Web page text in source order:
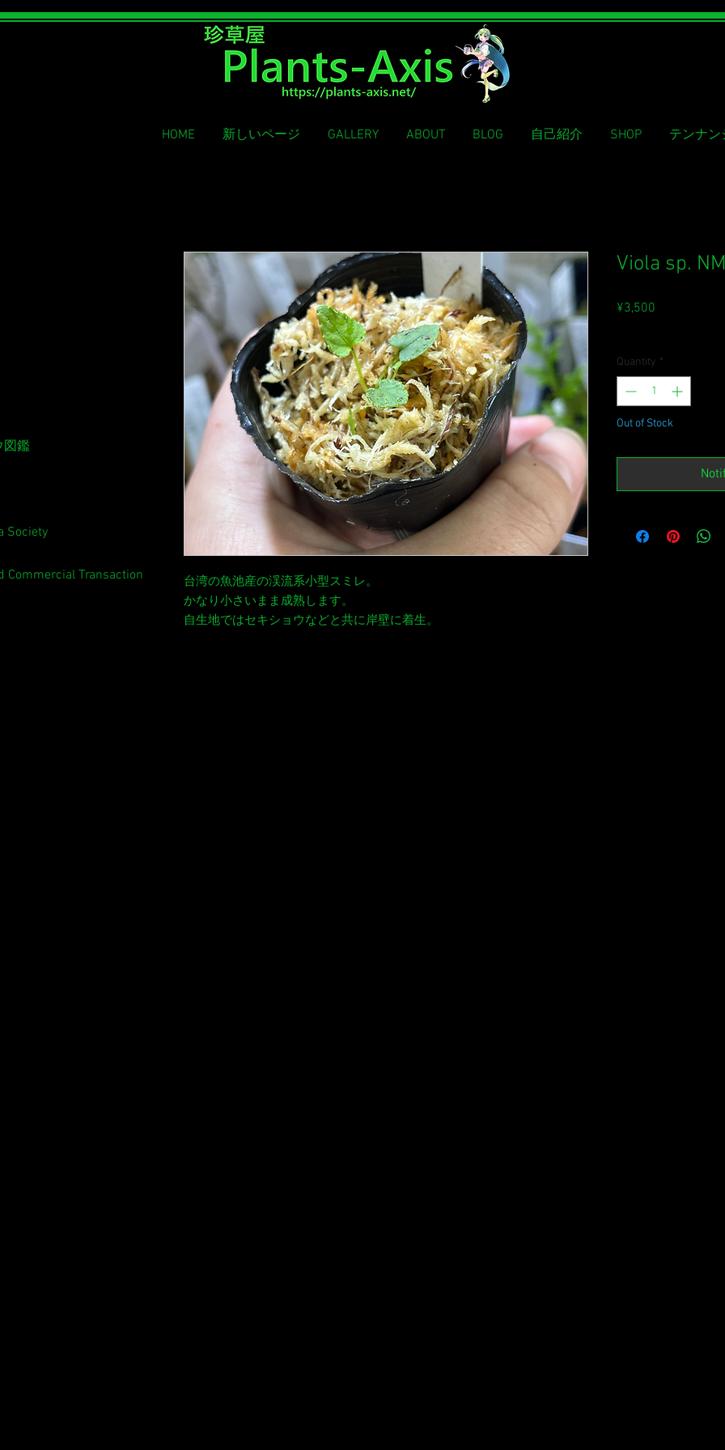
Rare grass shop
台湾の魚池産の渓流系小型スミレ。
かなり小さいまま成熟します。
自生地ではセキショウなどと共に岸壁に着生。
Viola sp.
¥3,500
Quantity *
Out of Stock
図鑑
Society
Commercial Transaction
HOME 新しいページ GALLERY ABOUT BLOG 自己紹介 SHOP テンナ